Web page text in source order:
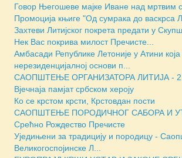
Говор Његошеве мајке Иване над мртвим
Промоција књиге "Од сумрака до васкрса
Захтеви Литијског покрета предати у
Нек Вас покрива милост Пречисте...
Амбасади Републике Летоније у Атини која
нерезиденцијалној основи п...
САОПШТЕЊЕ ОРГАНИЗАТОРА ЛИТИЈА -
Вјечнаја памјат србском хероју
Ко се крстом крсти, Крстовдан пости
САОПШТЕЊЕ ПОРОДИЧНОГ САБОРА И
Срећно Рождество Пречисте
Уједињени за традицију и породицу -
Великогоспојинске Л...